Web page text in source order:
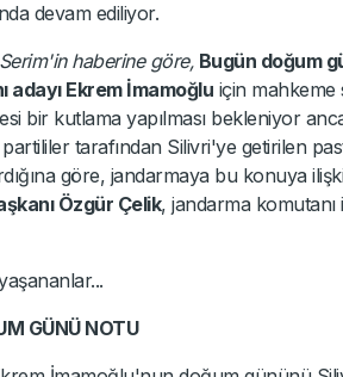
devam ediliyor.
haberine göre, Bugün doğum
adayı Ekrem İmamoğlu için mahkeme
bir kutlama yapılması bekleniyor
tarafından Silivri'ye getirilen
göre, jandarmaya bu konuya
Özgür Çelik, jandarma
GÜNÜ NOTU